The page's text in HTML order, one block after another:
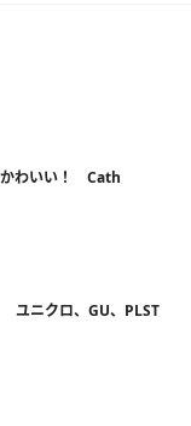
かわいい！ Cath
ユニクロ、GU、PLST